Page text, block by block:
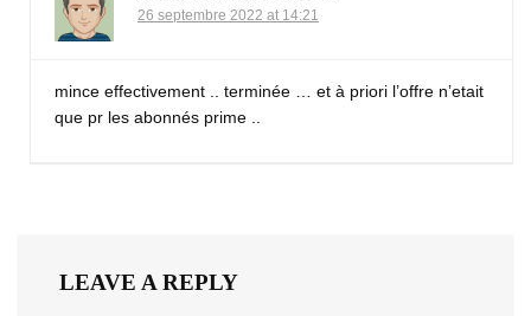
26 septembre 2022 at 14:21
mince effectivement .. terminée … et à priori l’offre n’etait
que pr les abonnés prime ..
LEAVE A REPLY